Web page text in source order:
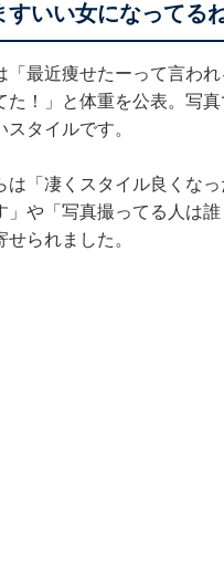
すいい女になってる
「最近痩せたーって言わ
た！」と体重を公表。写
スタイルです。
は「凄くスタイル良くな
」や「写真撮ってる人は
せられました。